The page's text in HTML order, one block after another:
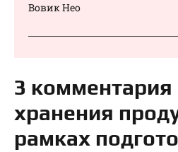
Вовик Нео
3 комментария
хранения
рамках